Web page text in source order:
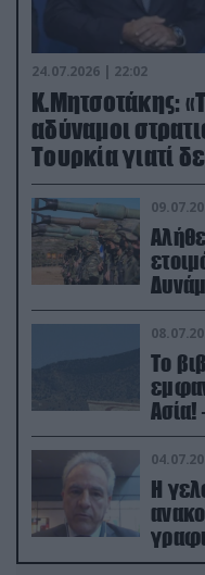
24.07.2026 | 22:02
Κ.Μητσοτάκης:
αδύναμοι
Τουρκία γιατί
(βίντεο)
Το
Ασία!
Η